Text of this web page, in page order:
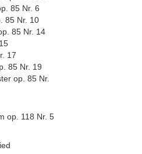
85 Nr. 6
85 Nr. 10
85 Nr. 14
17
85 Nr. 19
op. 85 Nr.
op. 118 Nr. 5